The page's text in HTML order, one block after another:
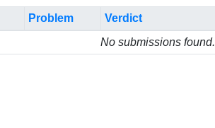
Problem Verdict
No submissions found.